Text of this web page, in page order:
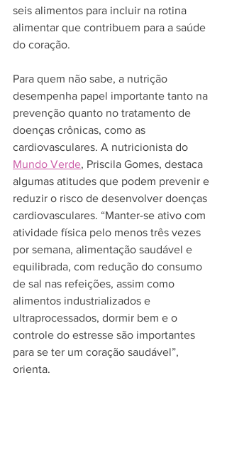
seis alimentos para incluir na rotina
alimentar que contribuem para a saúde
do coração.
Para quem não sabe, a nutrição
desempenha papel importante tanto na
prevenção quanto no tratamento de
doenças crônicas, como as
cardiovasculares. A nutricionista do
Mundo Verde, Priscila Gomes, destaca
algumas atitudes que podem prevenir e
reduzir o risco de desenvolver doenças
cardiovasculares. “Manter-se ativo com
atividade física pelo menos três vezes
por semana, alimentação saudável e
equilibrada, com redução do consumo
de sal nas refeições, assim como
alimentos industrializados e
ultraprocessados, dormir bem e o
controle do estresse são importantes
para se ter um coração saudável”,
orienta.